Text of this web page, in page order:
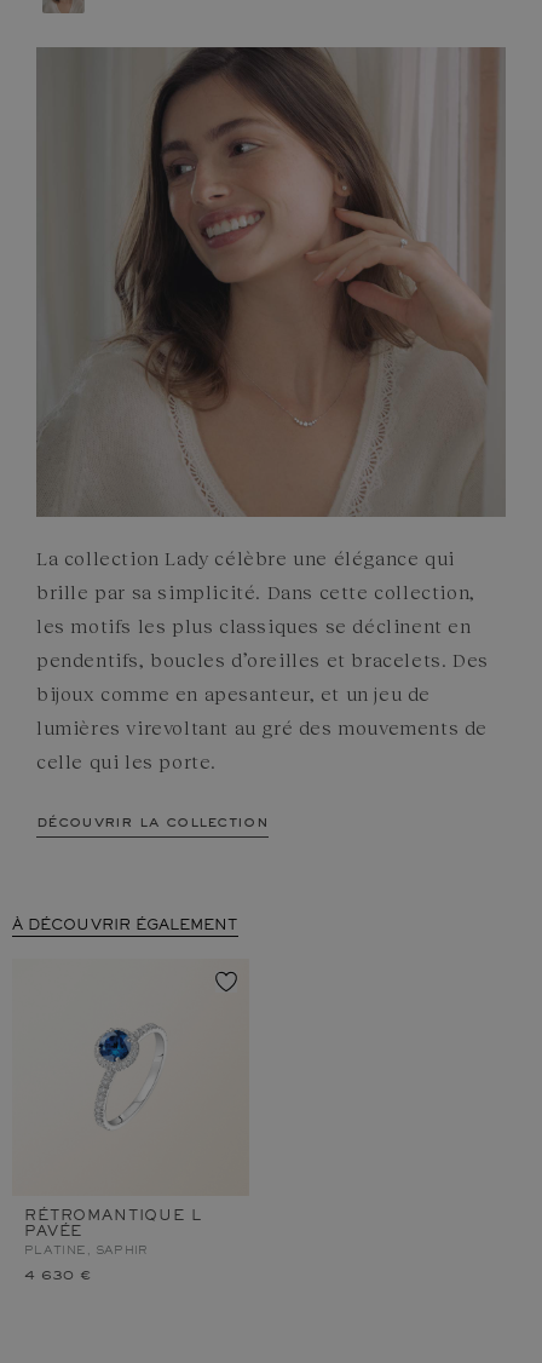
ARTISANAT FRANÇAIS
ENGAGEMENTS
La collection Lady célèbre une élégance qui
brille par sa simplicité. Dans cette collection,
les motifs les plus classiques se déclinent en
pendentifs, boucles d’oreilles et bracelets. Des
bijoux comme en apesanteur, et un jeu de
lumières virevoltant au gré des mouvements de
celle qui les porte.
découvrir la collection
À DÉCOUVRIR ÉGALEMENT
RÉTROMANTIQUE L
PAVÉE
PLATINE, SAPHIR
4 630 €